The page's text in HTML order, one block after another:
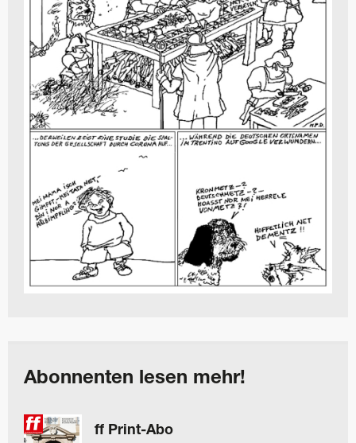
Abonnenten lesen mehr!
ff Print-Abo